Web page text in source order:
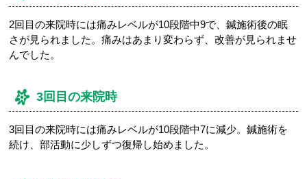
2回目の来院時には痛みレベルが10段階中9で、鍼施術後の眠
さが見られました。痛みはあまり変わらず、改善が見られませ
んでした。
3回目の来院時
3回目の来院時には痛みレベルが10段階中7に減少。鍼施術を
続け、部活動に少しずつ復帰し始めました。